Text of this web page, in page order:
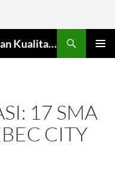
Informasi Seputar Pendidikan dan Kualitasnya di Era Modern
17 SMA
CITY